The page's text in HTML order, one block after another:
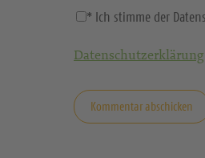
* Ich stimme der